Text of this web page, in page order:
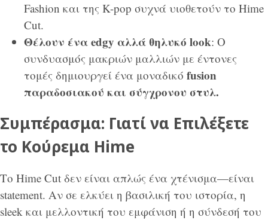
Fashion και της K-pop συχνά υιοθετούν το Hime
Cut.
Θέλουν ένα edgy αλλά θηλυκό look: Ο
συνδυασμός μακριών μαλλιών με έντονες
τομές δημιουργεί ένα μοναδικό fusion
παραδοσιακού και σύγχρονου στυλ.
Συμπέρασμα: Γιατί να Επιλέξετε
το Κούρεμα Hime
Το Hime Cut δεν είναι απλώς ένα χτένισμα—είναι
statement. Αν σε ελκύει η βασιλική του ιστορία, η
sleek και μελλοντική του εμφάνιση ή η σύνδεσή του